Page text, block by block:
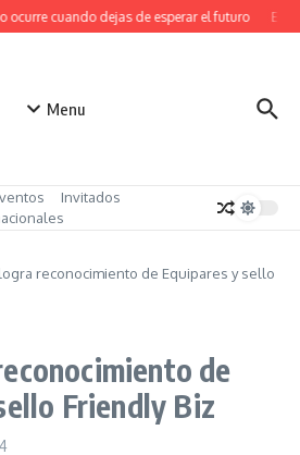
ocurre cuando dejas de esperar el futuro El
Menu
Invitados
logra reconocimiento de Equipares y sello
de
Friendly Biz